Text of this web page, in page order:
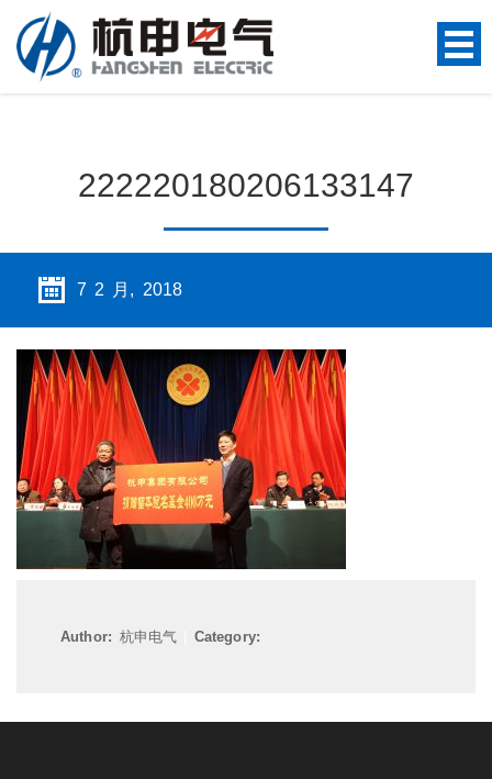
222220180206133147
7 2 月, 2018
Author: 杭申电气| Category: